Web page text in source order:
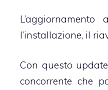
l’installazione, il
Con questo
concorrente che